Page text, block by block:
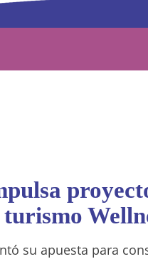
su apuesta para